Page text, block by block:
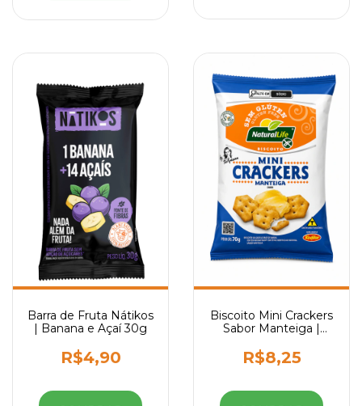
Barra de Fruta Nátikos
| Banana e Açaí 30g
R$4,90
Biscoito Mini Crackers
Sabor Manteiga |
R$8,25